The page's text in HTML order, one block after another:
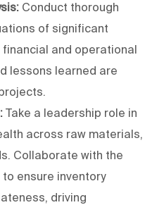
Conduct thorough
of significant
and operational
lessons learned are
Take a leadership role in
across raw materials,
Collaborate with the
ensure inventory
driving